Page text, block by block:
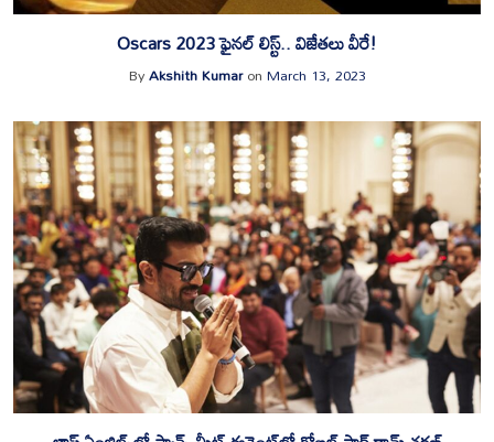
Oscars 2023 ఫైనల్ లిస్ట్.. విజేతలు వీరే!
ByAkshith KumaronMarch 13, 2023